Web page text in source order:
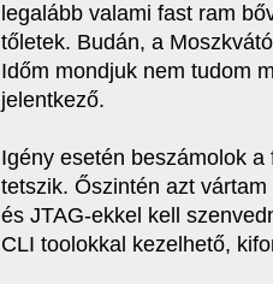
legalább valami fast ram
tőletek. Budán, a
Időm mondjuk nem tudom
jelentkező.
Igény esetén beszámolok
tetszik. Őszintén azt
és JTAG-ekkel kell
CLI toolokkal kezelhető,